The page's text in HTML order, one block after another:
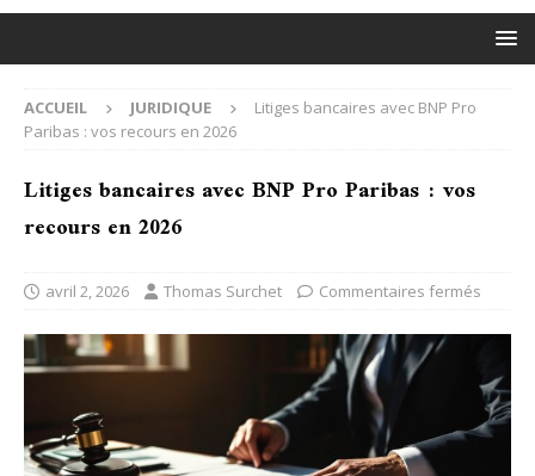
ACCUEIL JURIDIQUE
Litiges bancaires avec BNP Pro
Paribas : vos recours en 2026
Litiges bancaires avec BNP Pro Paribas : vos
recours en 2026
avril 2, 2026 Thomas Surchet Commentaires fermés